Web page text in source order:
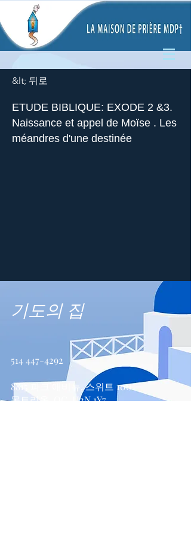
&lt; 뒤로
ETUDE BIBLIQUE: EXODE 2 &3.
Naissance et appel de Moïse . Les
méandres d'une destinée
기도의 집
514 447-4292
8815 파크 애비뉴, 스위트 100
몬트리올, QC, H2N 1Y7